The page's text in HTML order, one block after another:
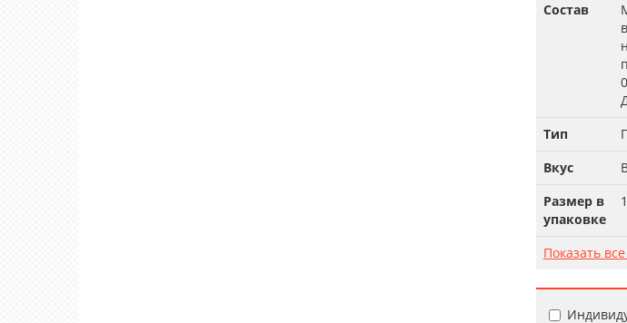
Состав
Тип
Вкус
Размер в
упаковке
Показать